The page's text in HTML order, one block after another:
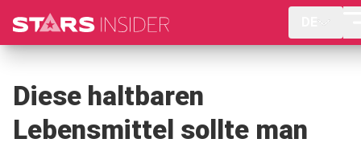
Diese haltbaren
Lebensmittel sollte man